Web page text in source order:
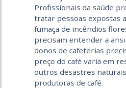
Profissionais da saúde
tratar pessoas expostas
fumaça de incêndios
precisam entender a
donos de cafeterias
preço do café varia em
outros desastres
produtoras de café.